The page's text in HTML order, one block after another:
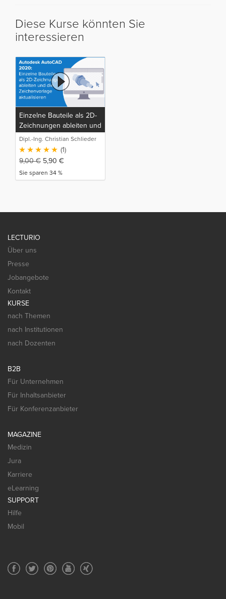
Diese Kurse könnten Sie
interessieren
Einzelne Bauteile als 2D-
Zeichnungen ableiten und
die Zeichenvorlage
aktualisieren in Autodesk
AutoCAD 2020
Dipl.-Ing. Christian Schlieder
(1)
9,00€ 5,90 €
Sie sparen 34 %
LECTURIO
Über uns
Presse
Jobangebote
Kontakt
KURSE
nach Themen
nach Institutionen
nach Dozenten
B2B
Für Unternehmen
Für Inhaltsanbieter
Für Konferenzanbieter
MAGAZINE
Medizin
Jura
Karriere
eLearning
SUPPORT
Hilfe
Mobil